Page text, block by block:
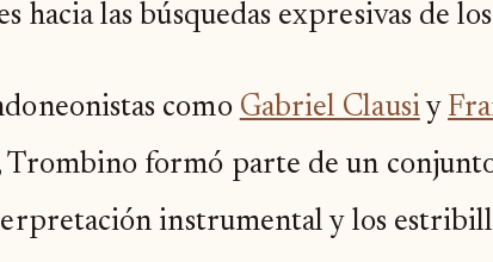
hacia las búsquedas expresivas de
como Gabriel Clausiy
Trombino formó parte de un
instrumental y los